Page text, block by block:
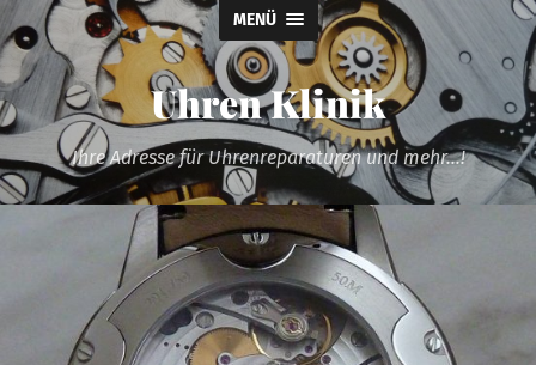
MENÜ
Uhren Klinik
Ihre Adresse für Uhrenreparaturen und mehr...!